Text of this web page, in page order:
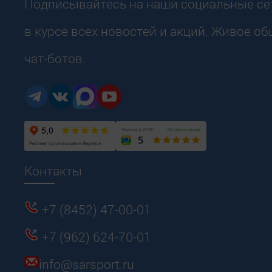
Подписывайтесь на наши социальные
в курсе всех новостей и акций. Живое
чат-ботов.
Контакты
+7 (8452) 47-00-01
+7 (962) 624-70-01
info@sarsport.ru